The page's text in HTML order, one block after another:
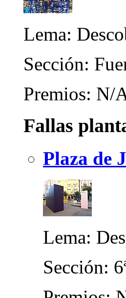
Lema:
Sección:
Premios: N/
Fallas
Plaza de
Lema:
Sección: